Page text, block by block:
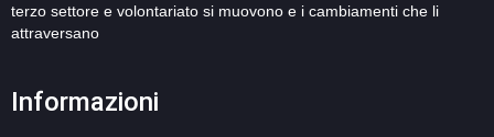
terzo settore e volontariato si muovono e i cambiamenti che li
attraversano
Informazioni